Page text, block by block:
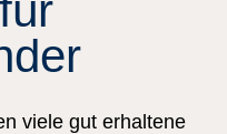
viele gut erhaltene